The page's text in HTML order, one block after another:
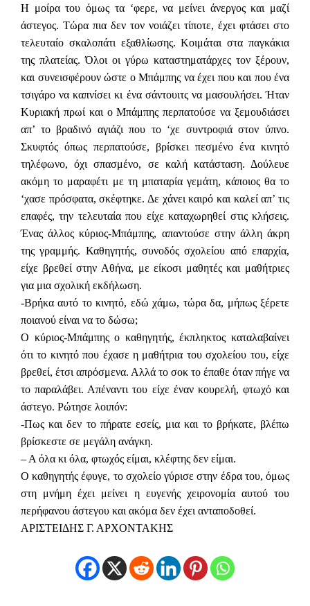
Η μοίρα του όμως τα ‘φερε, να μείνει άνεργος και μαζί
άστεγος. Τώρα πια δεν τον νοιάζει τίποτε, έχει φτάσει στο
τελευταίο σκαλοπάτι εξαθλίωσης. Κοιμάται στα παγκάκια
της πλατείας. Όλοι οι γύρω καταστηματάρχες τον ξέρουν,
και συνεισφέρουν ώστε ο Μπάμπης να έχει που και που ένα
τσιγάρο να καπνίσει κι ένα σάντουιτς να μασουλήσει. Ήταν
Κυριακή πρωί και ο Μπάμπης περπατούσε να ξεμουδιάσει
απ’ το βραδινό αγιάζι που το ‘χε συντροφιά στον ύπνο.
Σκυφτός όπως περπατούσε, βρίσκει πεσμένο ένα κινητό
τηλέφωνο, όχι σπασμένο, σε καλή κατάσταση. Δούλευε
ακόμη το μαραφέτι με τη μπαταρία γεμάτη, κάποιος θα το
‘χασε πρόσφατα, σκέφτηκε. Δε χάνει καιρό και καλεί απ’ τις
επαφές, την τελευταία που είχε καταχωρηθεί στις κλήσεις.
Ένας άλλος κύριος-Μπάμπης, απαντούσε στην άλλη άκρη
της γραμμής. Καθηγητής, συνοδός σχολείου από επαρχία,
είχε βρεθεί στην Αθήνα, με είκοσι μαθητές και μαθήτριες
για μια σχολική εκδήλωση.
-Βρήκα αυτό το κινητό, εδώ χάμω, τώρα δα, μήπως ξέρετε
ποιανού είναι να το δώσω;
Ο κύριος-Μπάμπης ο καθηγητής, έκπληκτος καταλαβαίνει
ότι το κινητό που έχασε η μαθήτρια του σχολείου του, είχε
βρεθεί, έτσι απρόσμενα. Αλλά το σοκ το έπαθε όταν πήγε να
το παραλάβει. Απέναντι του είχε έναν κουρελή, φτωχό και
άστεγο. Ρώτησε λοιπόν:
-Πως και δεν το πήρατε εσείς, μια και το βρήκατε, βλέπω
βρίσκεστε σε μεγάλη ανάγκη.
– Α όλα κι όλα, φτωχός είμαι, κλέφτης δεν είμαι.
Ο καθηγητής έφυγε, το σχολείο γύρισε στην έδρα του, όμως
στη μνήμη έχει μείνει η ευγενής χειρονομία αυτού του
περήφανου άστεγου και ακόμα δεν έχει ανταποδοθεί.
ΑΡΙΣΤΕΙΔΗΣ Γ. ΑΡΧΟΝΤΑΚΗΣ